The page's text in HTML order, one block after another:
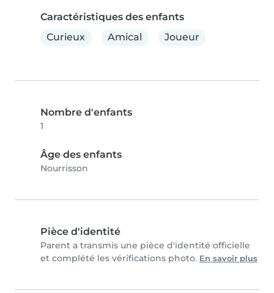
Caractéristiques des enfants
Curieux
Amical Joueur
Nombre d'enfants
1
Âge des enfants
Nourrisson
Pièce d'identité
Parent a transmis une pièce d'identité officielle
et complété les vérifications photo. En savoir plus